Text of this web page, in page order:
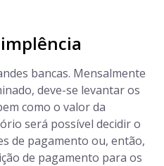
bancas. Mensalmente
deve-se levantar os
como o valor da
será possível decidir o
de pagamento ou, então,
de pagamento para os